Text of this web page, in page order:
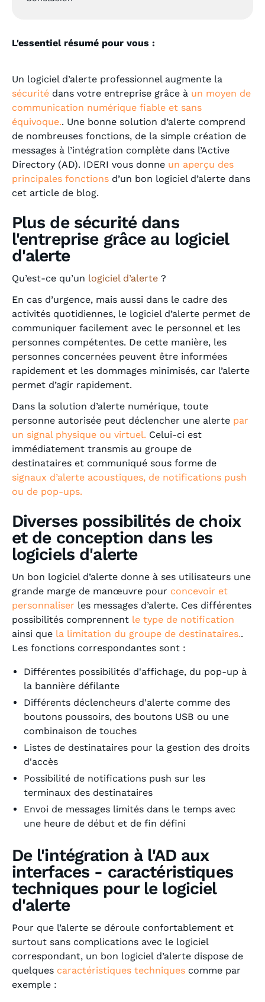
L'essentiel résumé pour vous :
Un logiciel d’alerte professionnel augmente la
sécuritédans votre entreprise grâce à un moyen de
communication numérique fiable et sans
équivoque.. Une bonne solution d’alerte comprend
de nombreuses fonctions, de la simple création de
messages à l’intégration complète dans l’Active
Directory (AD). IDERI vous donne un aperçu des
principales fonctionsd’un bon logiciel d’alerte dans
cet article de blog.
Plus de sécurité dans
l'entreprise grâce au logiciel
d'alerte
Qu’est-ce qu’un logiciel d’alerte?
En cas d’urgence, mais aussi dans le cadre des
activités quotidiennes, le logiciel d’alerte permet de
communiquer facilement avec le personnel et les
personnes compétentes. De cette manière, les
personnes concernées peuvent être informées
rapidement et les dommages minimisés, car l’alerte
permet d’agir rapidement.
Dans la solution d’alerte numérique, toute
personne autorisée peut déclencher une alerte par
un signal physique ou virtuel. Celui-ci est
immédiatement transmis au groupe de
destinataires et communiqué sous forme de
signaux d’alerte acoustiques, de notifications push
ou de pop-ups.
Diverses possibilités de choix
et de conception dans les
logiciels d'alerte
Un bon logiciel d’alerte donne à ses utilisateurs une
grande marge de manœuvre pour concevoir et
personnaliser les messages d’alerte. Ces différentes
possibilités comprennent le type de notification
ainsi que la limitation du groupe de destinataires..
Les fonctions correspondantes sont :
Différentes possibilités d'affichage, du pop-up à
la bannière défilante
Différents déclencheurs d'alerte comme des
boutons poussoirs, des boutons USB ou une
combinaison de touches
Listes de destinataires pour la gestion des droits
d'accès
Possibilité de notifications push sur les
terminaux des destinataires
Envoi de messages limités dans le temps avec
une heure de début et de fin défini
De l'intégration à l'AD aux
interfaces - caractéristiques
techniques pour le logiciel
d'alerte
Pour que l’alerte se déroule confortablement et
surtout sans complications avec le logiciel
correspondant, un bon logiciel d’alerte dispose de
quelques caractéristiques techniquescomme par
exemple :